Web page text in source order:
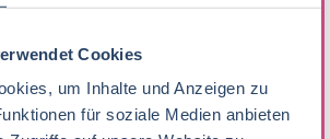
Cookies
um Inhalte und Anzeigen zu
für soziale Medien anbieten
119
60
18
14
18
14